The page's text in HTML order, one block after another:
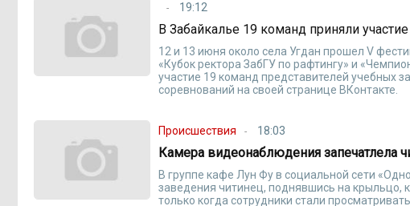
19:12
В Забайкалье 19 команд приняли
12 и 13 июня около села Угдан прошел V
«Кубок ректора ЗабГУ по рафтингу» и
участие 19 команд представителей учебных
соревнований на своей странице ВКонтакте.
Происшествия 18:03
Камера видеонаблюдения запечатлела
В группе кафе Лун Фу в социальной сети
заведения читинец, поднявшись на крыльцо,
только когда сотрудники стали